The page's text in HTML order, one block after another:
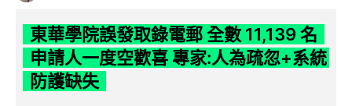
東華學院誤發取錄電郵 全數 11,139 名
申請人一度空歡喜 專家:人為疏忽+系統
防護缺失